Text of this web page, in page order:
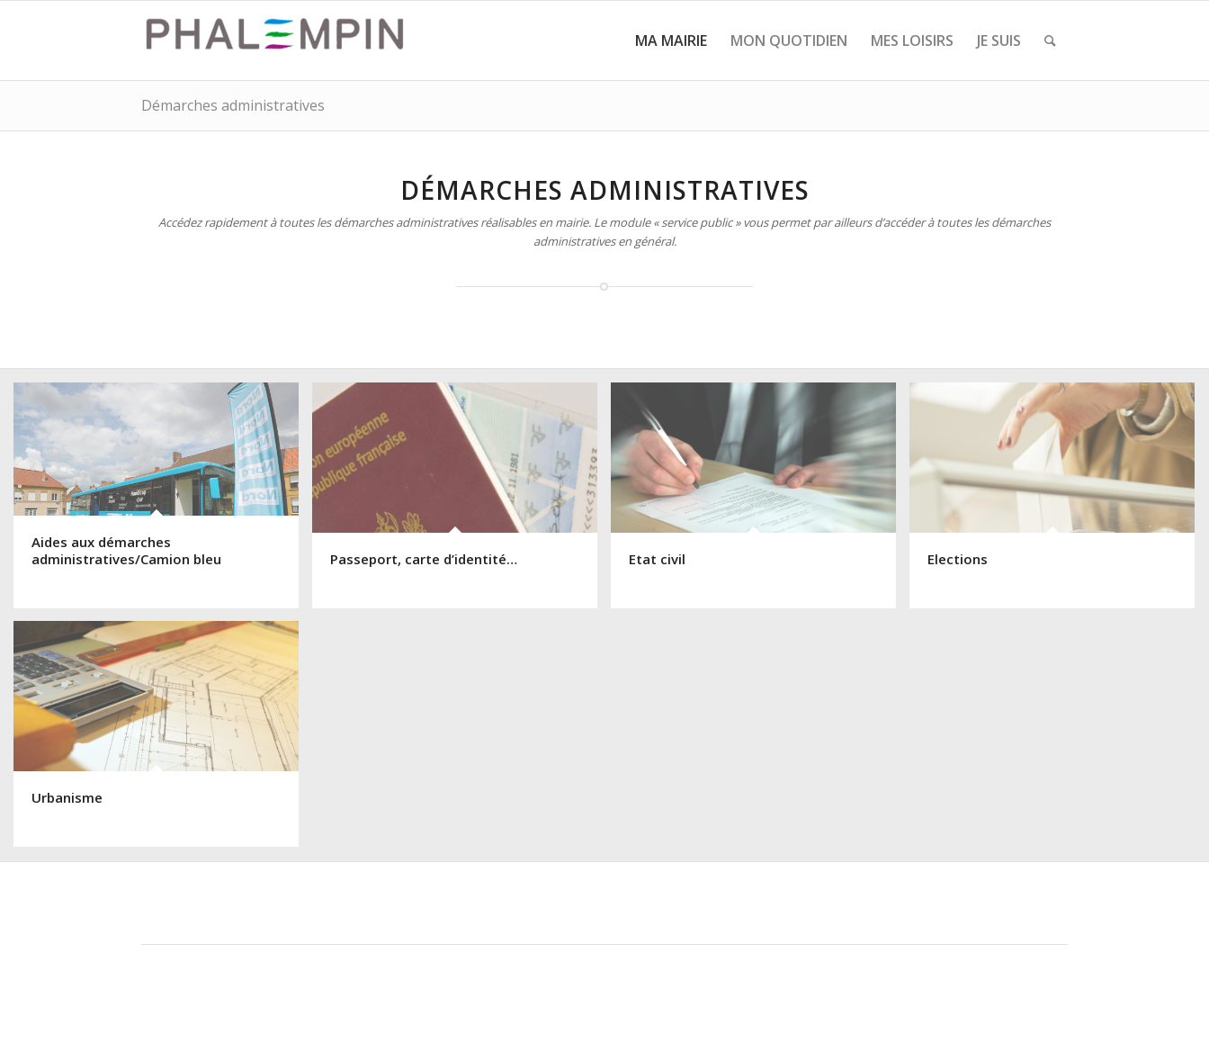
MA MAIRIE MON QUOTIDIEN MES LOISIRS JE SUIS
Démarches administratives
DÉMARCHES ADMINISTRATIVES
Accédez rapidement à toutes les démarches administratives réalisables en mairie. Le module « service public » vous permet par ailleurs d’accéder à toutes les démarches
administratives en général.
Aides aux démarches
administratives/Camion bleu
Passeport, carte d’identité… Etat civil Elections
Urbanisme